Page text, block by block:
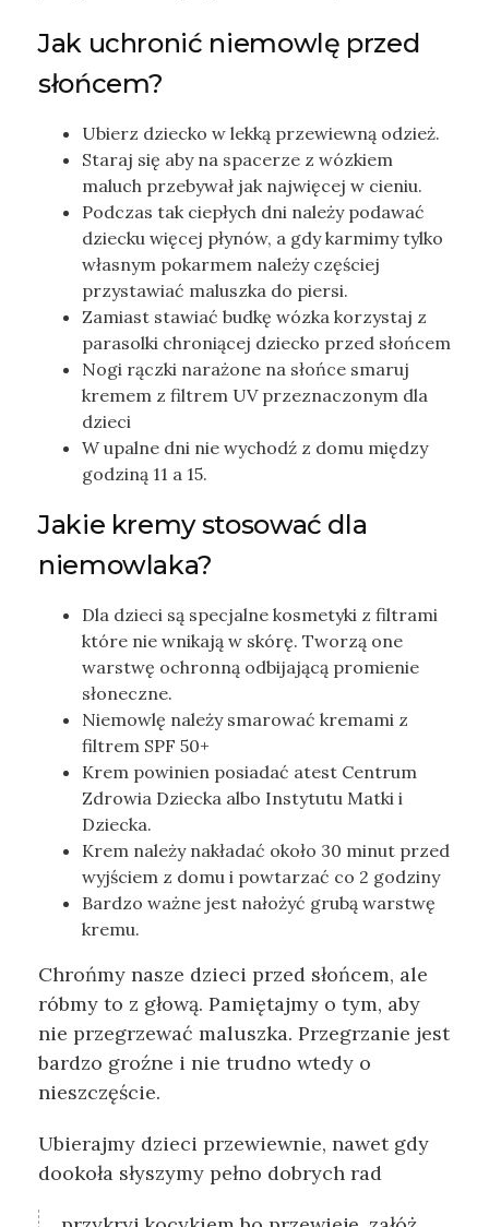
Jak uchronić niemowlę przed
słońcem?
Ubierz dziecko w lekką przewiewną odzież.
Staraj się aby na spacerze z wózkiem
maluch przebywał jak najwięcej w cieniu.
Podczas tak ciepłych dni należy podawać
dziecku więcej płynów, a gdy karmimy tylko
własnym pokarmem należy częściej
przystawiać maluszka do piersi.
Zamiast stawiać budkę wózka korzystaj z
parasolki chroniącej dziecko przed słońcem
Nogi rączki narażone na słońce smaruj
kremem z filtrem UV przeznaczonym dla
dzieci
W upalne dni nie wychodź z domu między
godziną 11 a 15.
Jakie kremy stosować dla
niemowlaka?
Dla dzieci są specjalne kosmetyki z filtrami
które nie wnikają w skórę. Tworzą one
warstwę ochronną odbijającą promienie
słoneczne.
Niemowlę należy smarować kremami z
filtrem SPF 50+
Krem powinien posiadać atest Centrum
Zdrowia Dziecka albo Instytutu Matki i
Dziecka.
Krem należy nakładać około 30 minut przed
wyjściem z domu i powtarzać co 2 godziny
Bardzo ważne jest nałożyć grubą warstwę
kremu.
Chrońmy nasze dzieci przed słońcem, ale
róbmy to z głową. Pamiętajmy o tym, aby
nie przegrzewać maluszka. Przegrzanie jest
bardzo groźne i nie trudno wtedy o
nieszczęście.
Ubierajmy dzieci przewiewnie, nawet gdy
dookoła słyszymy pełno dobrych rad